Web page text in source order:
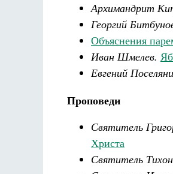
Архимандрит
Георгий
Объяснения
Иван Шмелев.
Евгений
Проповеди
Святитель
Христа
Святитель